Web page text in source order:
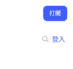
打開
登入